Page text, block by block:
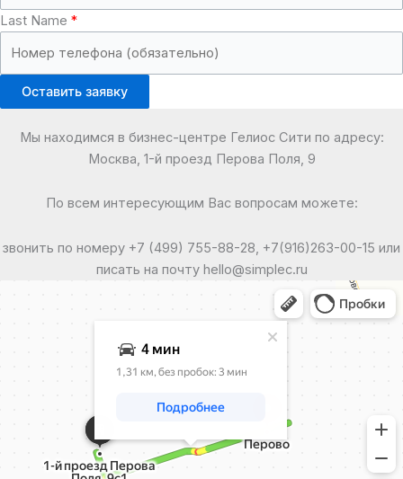
Last Name
Оставить заявку
Мы находимся в бизнес-центре Гелиос Сити по адресу:
Москва, 1-й проезд Перова Поля, 9
По всем интересующим Вас вопросам можете:
звонить по номеру +7 (499) 755-88-28, +7(916)263-00-15 или
писать на почту hello@simplec.ru